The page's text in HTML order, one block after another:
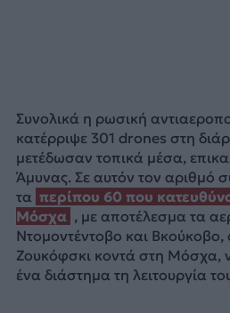
Συνολικά η ρωσική
κατέρριψε 301 drones στη
μετέδωσαν τοπικά μέσα,
Άμυνας. Σε αυτόν τον αριθμό
τα περίπου 60 που
Μόσχα , με αποτέλεσμα τα
Ντομοντέντοβο και Βκούκοβο,
Ζουκόφσκι κοντά στη Μόσχα,
ένα διάστημα τη λειτουργία